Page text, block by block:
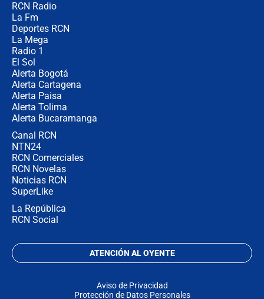
RCN Radio
La Fm
Deportes RCN
La Mega
Radio 1
El Sol
Alerta Bogotá
Alerta Cartagena
Alerta Paisa
Alerta Tolima
Alerta Bucaramanga
Canal RCN
NTN24
RCN Comerciales
RCN Novelas
Noticias RCN
SuperLike
La República
RCN Social
ATENCIÓN AL OYENTE
Aviso de Privacidad
Protección de Datos Personales